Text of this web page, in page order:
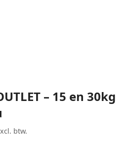
– 15 en 30kg
btw.